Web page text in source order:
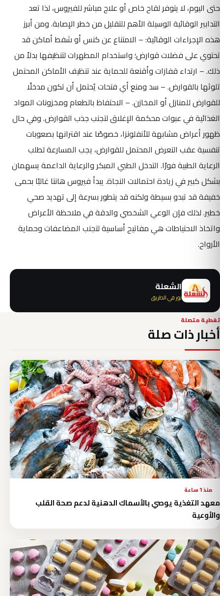
حتى اليوم، لا يتوفر لقاح خاص أو علاج مباشر للفيروس، لذا تعد
التدابير الوقائية الوسيلة الأهم للتقليل من خطر الإصابة. ومن أبرز
هذه الإجراءات الوقائية: – الامتناع عن كنس أو شفط أماكن قد
تحتوي على فضلات قوارض؛ واستخدام المطهرات لتنظيفها بدلاً من
ذلك. – ارتداء قفازات وأقنعة للحماية عند تنظيف الأماكن المحتمل
تلوثها بالقوارض. – سد ومنع أي فتحات يُحتمل أن تكون مدخلًا
للقوارض للمنازل أو المخازن. – الاحتفاظ بالطعام ومخزونات المواد
الغذائية في عبوات محكمة الإغلاق لتجنب جذب القوارض. وفي حال
ظهور أعراض مشابهة للأنفلونزا، خصوصًا عند اقترانها بصعوبات
تنفسية عقب التعرض المحتمل للقوارض، يجب المسارعة لطلب
الرعاية الطبية فورًا. التدخل الطبي المبكر والرعاية الداعمة يسهمان
بشكل كبير في زيادة احتمالات النجاة. يبدأ فيروس هانتا غالبًا بحمى
خفيفة قد تبدو بسيطة ولكنه قد يتطور بسرعة إلى تهديد صحي
خطير. لذلك فإن الوعي الشخصي والدقة في ملاحظة الأعراض
واتخاذ الاحتياطات هي مفاتيح أساسية لتجنب المضاعفات وحماية
الأرواح.
الشعلة
نور في الطريق
تغطية متصلة
أخبار ذات صلة
منذ 1 ساعة
معهد التغذية يوصي بالأسماك الدهنية لدعم صحة القلب
والأوعية